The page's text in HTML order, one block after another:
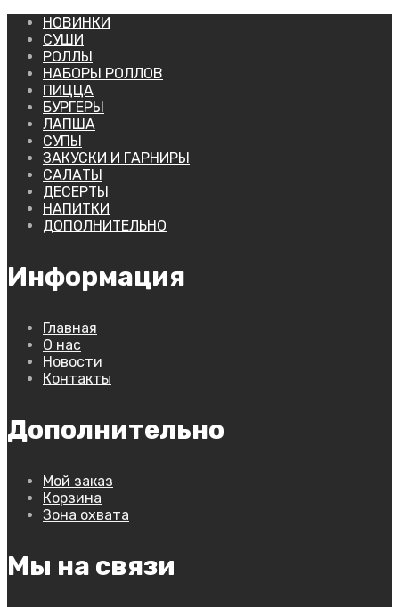
НОВИНКИ
СУШИ
РОЛЛЫ
НАБОРЫ РОЛЛОВ
ПИЦЦА
БУРГЕРЫ
ЛАПША
СУПЫ
ЗАКУСКИ И ГАРНИРЫ
САЛАТЫ
ДЕСЕРТЫ
НАПИТКИ
ДОПОЛНИТЕЛЬНО
Информация
Главная
О нас
Новости
Контакты
Дополнительно
Мой заказ
Корзина
Зона охвата
Мы на связи